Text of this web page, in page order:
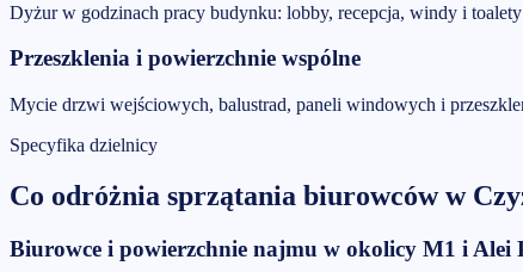
Dyżur w godzinach pracy budynku: lobby, recepcja, windy i
Przeszklenia i powierzchnie wspólne
Mycie drzwi wejściowych, balustrad, paneli windowych i
Specyfika dzielnicy
Co odróżnia sprzątania biurowcóww
Biurowce i powierzchnie najmu w okolicy M1 i Alei